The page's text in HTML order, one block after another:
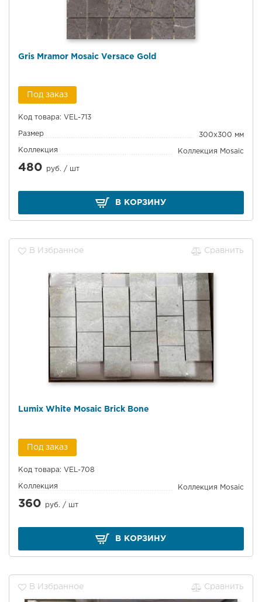
Gris Mramor Mosaic Versace Gold
Под заказ
Код товара: VEL-713
Размер 300x300 мм
Коллекция Коллекция Mosaic
480 руб. / шт
В КОРЗИНУ
В Избранное Сравнить
Lumix White Mosaic Brick Bone
Под заказ
Код товара: VEL-708
Коллекция Коллекция Mosaic
360 руб. / шт
В КОРЗИНУ
В Избранное Сравнить